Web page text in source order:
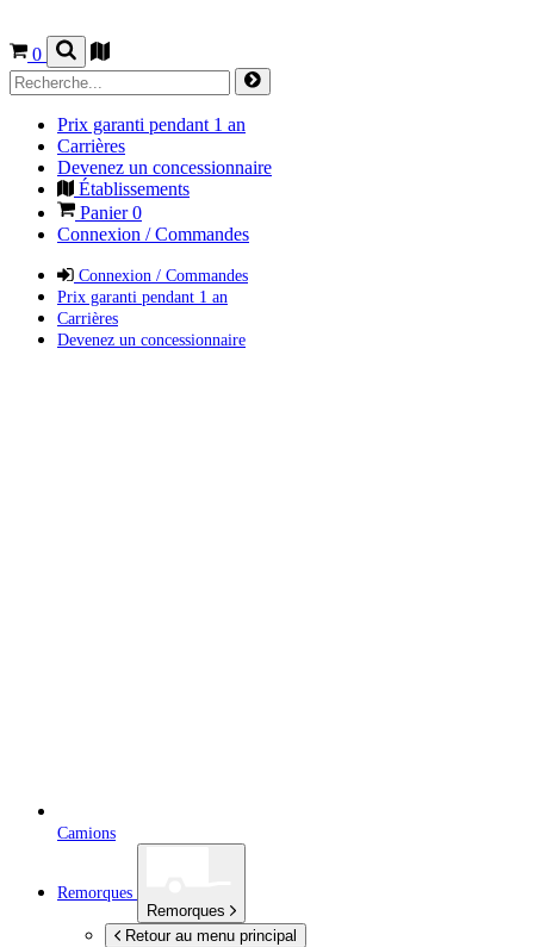
0
Prix garanti pendant 1 an
Carrières
Devenez un concessionnaire
Établissements
Panier0
Connexion / Commandes
Connexion / Commandes
Prix garanti pendant 1 an
Carrières
Devenez un concessionnaire
Camions
Remorques
Remorques
Retour au menu principal